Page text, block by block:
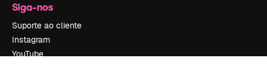
Siga-nos
Suporte ao cliente
Instagram
YouTube